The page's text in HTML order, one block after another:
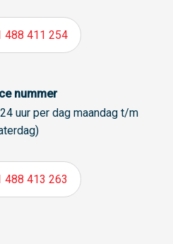
488 411 254
nummer
uur per dag maandag t/m
488 413 263